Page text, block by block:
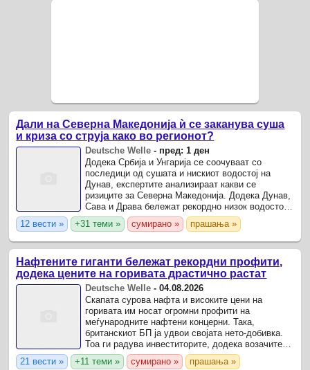
Дали на Северна Македонија ѝ се заканува суша
и криза со струја како во регионот?
Deutsche Welle - пред: 1 ден
Додека Србија и Унгарија се соочуваат со
последици од сушата и нискиот водостој на
Дунав, експертите анализираат какви се
ризиците за Северна Македонија. Додека Дунав,
Сава и Драва бележат рекордно низок водостој,
а некои европски земји се соочуваат со
намалено и проблеми во ...
12 вести » +31 теми » сумирано » прашања »
Нафтените гиганти бележат рекордни профити,
додека цените на горивата драстично растат
Deutsche Welle -04.08.2026
Скапата сурова нафта и високите цени на
горивата им носат огромни профити на
меѓународните нафтени концерни. Така,
британскиот БП ја удвои својата нето-добивка.
Тоа ги радува инвеститорите, додека возачите
страдаат.
21 вести » +11 теми » сумирано » прашања »